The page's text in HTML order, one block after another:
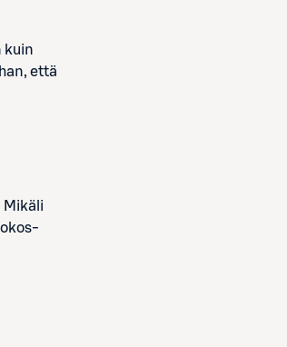
kuin
että
Mikäli